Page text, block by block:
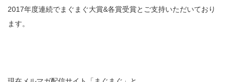
2017年度連続でまぐまぐ大賞&各賞受賞とご支持いただいており
ます。